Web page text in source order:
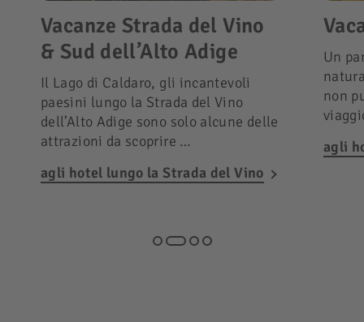
Vacanze Strada del Vino
& Sud dell’Alto Adige
Il Lago di Caldaro, gli incantevoli
paesini lungo la Strada del Vino
dell’Alto Adige sono solo alcune delle
attrazioni da scoprire …
agli hotel lungo la Strada del Vino
Un
non
agli